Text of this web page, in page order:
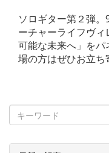
ソロギター第２弾
ーチャーライフヴ
可能な未来へ」を
場の方はぜひお立ち